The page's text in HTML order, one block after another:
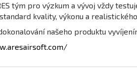
tým pro výzkum a vývoj vždy
kvality, výkonu a
našeho produktu